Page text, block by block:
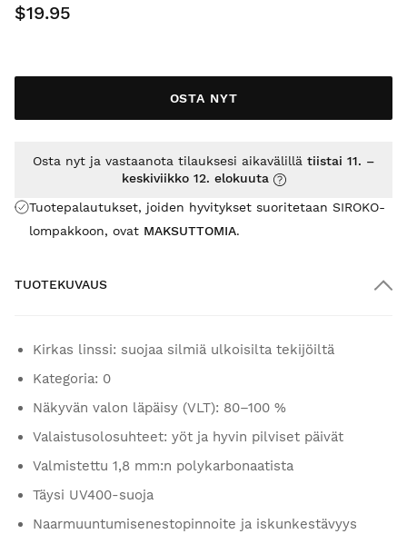
$19.95
OSTA NYT
Tuotepalautukset, joiden hyvitykset suoritetaan SIROKO-
lompakkoon, ovat MAKSUTTOMIA.
Osta nyt ja vastaanota tilauksesi aikavälillä tiistai 11. –
keskiviikko 12. elokuuta
TUOTEKUVAUS
Kirkas linssi: suojaa silmiä ulkoisilta tekijöiltä
Kategoria: 0
Näkyvän valon läpäisy (VLT): 80–100 %
Valaistusolosuhteet: yöt ja hyvin pilviset päivät
Valmistettu 1,8 mm:n polykarbonaatista
Täysi UV400-suoja
Naarmuuntumisenestopinnoite ja iskunkestävyys